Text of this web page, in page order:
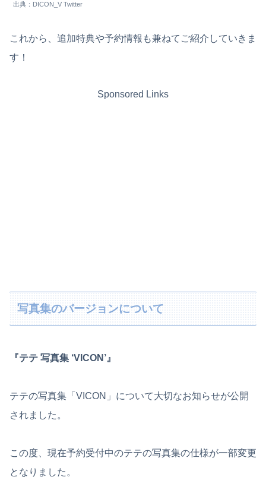
出典：DICON_V Twitter
これから、追加特典や予約情報も兼ねてご紹介していきま
す！
Sponsored Links
写真集のバージョンについて
『テテ 写真集 ‘VICON’』
テテの写真集「VICON」について大切なお知らせが公開
されました。
この度、現在予約受付中のテテの写真集の仕様が一部変更
となりました。